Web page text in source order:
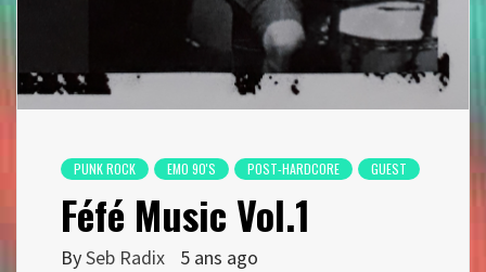
PUNK ROCK EMO 90'S POST-HARDCORE GUEST
Féfé Music Vol.1
BySeb Radix 5 ans ago